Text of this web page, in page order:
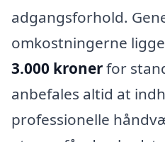
adgangsforhold.
omkostningerne
3.000 kronerfor
anbefales altid at
professionelle